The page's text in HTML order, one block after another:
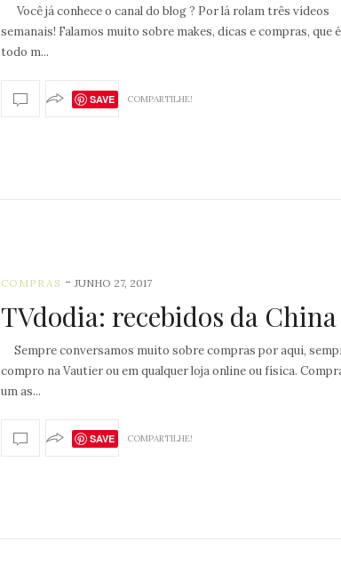
Você já conhece o canal do blog ? Por lá rolam três vídeos
semanais! Falamos muito sobre makes, dicas e compras, que
todo m...
SAVE COMPARTILHE!
COMPRAS -JUNHO 27, 2017
TVdodia: recebidos da China
Sempre conversamos muito sobre compras por aqui,
compro na Vautier ou em qualquer loja online ou física.
um as...
SAVE COMPARTILHE!